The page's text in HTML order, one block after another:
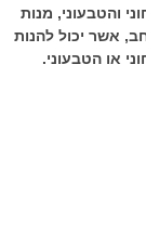
והטבעוני, מנות
אשר יכול להנות
או הטבעוני.